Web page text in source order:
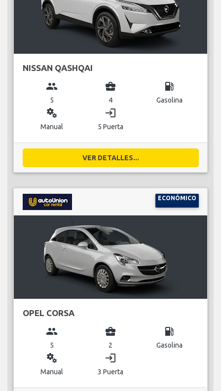
NISSAN QASHQAI
group
5
business_center
4
local_gas_station
Gasolina
miscellaneous_services
Manual
login
5 Puerta
VER DETALLES...
ECONÓMICO
OPEL CORSA
group
5
business_center
2
local_gas_station
Gasolina
miscellaneous_services
Manual
login
3 Puerta